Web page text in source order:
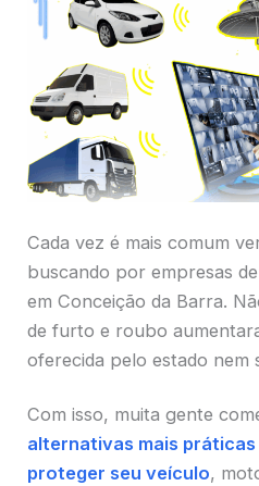
Cada vez é mais comum
buscando por empresas
em Conceição da Barra.
de furto e roubo
oferecida pelo estado nem
Com isso, muita gente
alternativas mais
proteger seu veículo,